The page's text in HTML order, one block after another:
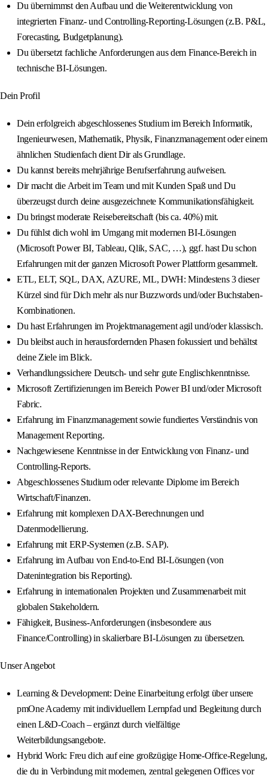
Du übernimmst den Aufbau und die Weiterentwicklung von
integrierten Finanz- und Controlling-Reporting-Lösungen (z.B. P&L,
Forecasting, Budgetplanung).
Du übersetzt fachliche Anforderungen aus dem Finance-Bereich in
technische BI-Lösungen.
Dein Profil
Dein erfolgreich abgeschlossenes Studium im Bereich Informatik,
Ingenieurwesen, Mathematik, Physik, Finanzmanagement oder einem
ähnlichen Studienfach dient Dir als Grundlage.
Du kannst bereits mehrjährige Berufserfahrung aufweisen.
Dir macht die Arbeit im Team und mit Kunden Spaß und Du
überzeugst durch deine ausgezeichnete Kommunikationsfähigkeit.
Du bringst moderate Reisebereitschaft (bis ca. 40%) mit.
Du fühlst dich wohl im Umgang mit modernen BI-Lösungen
(Microsoft Power BI, Tableau, Qlik, SAC, …), ggf. hast Du schon
Erfahrungen mit der ganzen Microsoft Power Plattform gesammelt.
ETL, ELT, SQL, DAX, AZURE, ML, DWH: Mindestens 3 dieser
Kürzel sind für Dich mehr als nur Buzzwords und/oder Buchstaben-
Kombinationen.
Du hast Erfahrungen im Projektmanagement agil und/oder klassisch.
Du bleibst auch in herausfordernden Phasen fokussiert und behältst
deine Ziele im Blick.
Verhandlungssichere Deutsch- und sehr gute Englischkenntnisse.
Microsoft Zertifizierungen im Bereich Power BI und/oder Microsoft
Fabric.
Erfahrung im Finanzmanagement sowie fundiertes Verständnis von
Management Reporting.
Nachgewiesene Kenntnisse in der Entwicklung von Finanz- und
Controlling-Reports.
Abgeschlossenes Studium oder relevante Diplome im Bereich
Wirtschaft/Finanzen.
Erfahrung mit komplexen DAX-Berechnungen und
Datenmodellierung.
Erfahrung mit ERP-Systemen (z.B. SAP).
Erfahrung im Aufbau von End-to-End BI-Lösungen (von
Datenintegration bis Reporting).
Erfahrung in internationalen Projekten und Zusammenarbeit mit
globalen Stakeholdern.
Fähigkeit, Business-Anforderungen (insbesondere aus
Finance/Controlling) in skalierbare BI-Lösungen zu übersetzen.
Unser Angebot
Learning & Development: Deine Einarbeitung erfolgt über unsere
pmOne Academy mit individuellem Lernpfad und Begleitung durch
einen L&D-Coach – ergänzt durch vielfältige
Weiterbildungsangebote.
Hybrid Work: Freu dich auf eine großzügige Home-Office-Regelung,
die du in Verbindung mit modernen, zentral gelegenen Offices vor